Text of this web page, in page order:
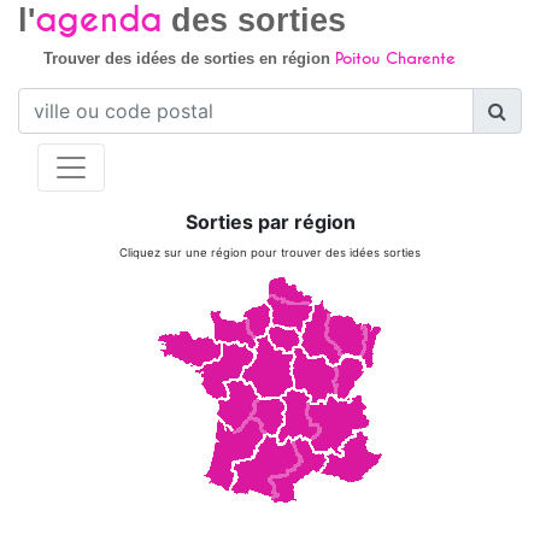
l'agenda des sorties
Trouver des idées de sorties en région Poitou Charente
Sorties par région
Cliquez sur une région pour trouver des idées sorties